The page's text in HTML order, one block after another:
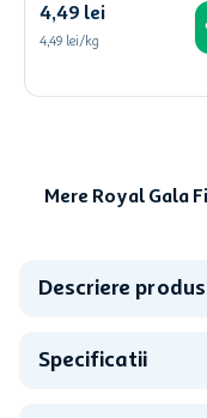
4,49 lei
4,49 lei/kg
Mere Royal Gala
Descriere produs
Specificatii